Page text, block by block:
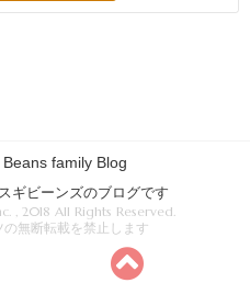
family Blog
ギビーンズのブログです
, 2018 All Rights Reserved.
無断転載を禁止します